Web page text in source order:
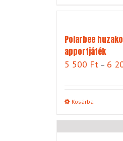
Polarbee
apportjáték
5 500 Ft – 6
Kosárba